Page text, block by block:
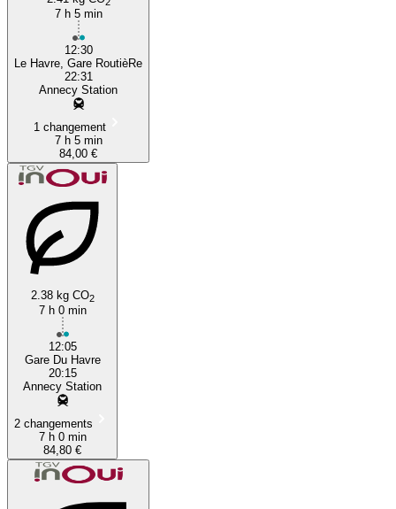
7 h 5 min
12:30
Le Havre, Gare RoutièRe
22:31
Annecy Station
1 changement
7 h 5 min
84,00 €
2.38 kg CO2
7 h 0 min
12:05
Gare Du Havre
20:15
Annecy Station
2 changements
7 h 0 min
84,80 €